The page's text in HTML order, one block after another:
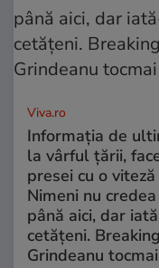
Viva.ro
Informația de
la vârful țării,
presei cu o
Nimeni nu
până aici, dar
cetățeni.
Grindeanu